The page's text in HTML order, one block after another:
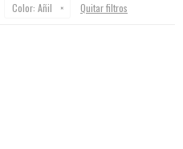
Color: Añil Quitar filtros